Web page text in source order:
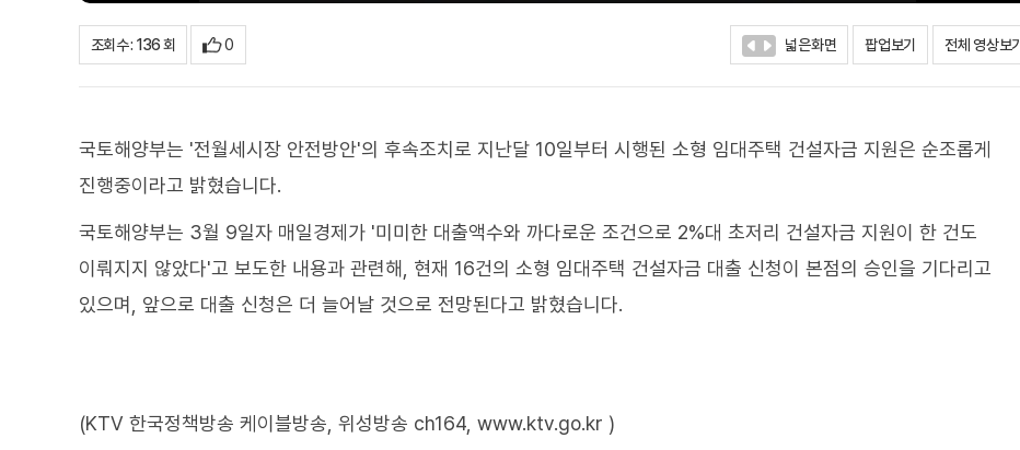
조회수 : 136 회 0 넓은화면 팝업보기 전체 영상보기
국토해양부는 '전월세시장 안전방안'의 후속조치로 지난달 10일부터 시행된 소형 임대주택 건설자금 지원은 순조롭게
진행중이라고 밝혔습니다.
국토해양부는 3월 9일자 매일경제가 '미미한 대출액수와 까다로운 조건으로 2%대 초저리 건설자금 지원이 한 건도
이뤄지지 않았다'고 보도한 내용과 관련해, 현재 16건의 소형 임대주택 건설자금 대출 신청이 본점의 승인을 기다리고
있으며, 앞으로 대출 신청은 더 늘어날 것으로 전망된다고 밝혔습니다.
(KTV 한국정책방송 케이블방송, 위성방송 ch164, www.ktv.go.kr )